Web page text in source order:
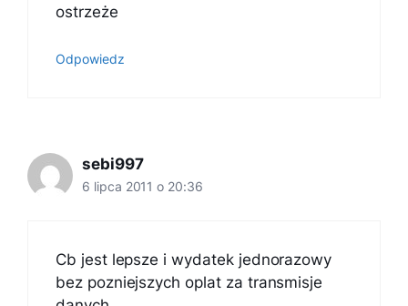
ostrzeże
Odpowiedz
sebi997
6 lipca 2011 o 20:36
Cb jest lepsze i wydatek jednorazowy
bez pozniejszych oplat za transmisje